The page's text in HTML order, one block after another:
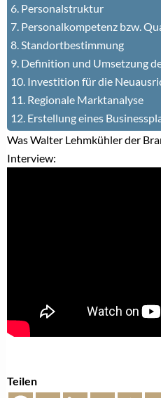
6. Personalstruktur
7. Personalkompetenz bzw.
8. Standortbestimmung
9. Definition und Umsetzung
10. Investition für die
11. Regionale Marktanalyse
12. Erstellung eines
Was Walter Lehmkühler der
Interview:
Teilen